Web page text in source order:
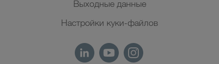
Выходные данные
Настройки куки-файлов